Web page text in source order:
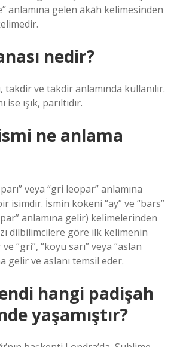
anlamına gelen ākāh kelimesinden
nedir?
takdir ve takdir anlamında kullanılır.
ışık, parıltıdır.
ne anlama
veya “gri leopar” anlamına
isimdir. İsmin kökeni “ay” ve “bars”
anlamına gelir) kelimelerinden
dilbilimcilere göre ilk kelimenin
“gri”, “koyu sarı” veya “aslan
gelir ve aslanı temsil eder.
hangi padişah
yaşamıştır?